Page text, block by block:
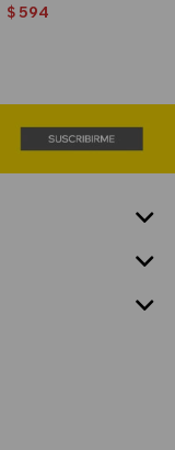
$ 594